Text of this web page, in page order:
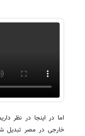
اما در اینجا در نظر
خارجی در مصر تبدیل